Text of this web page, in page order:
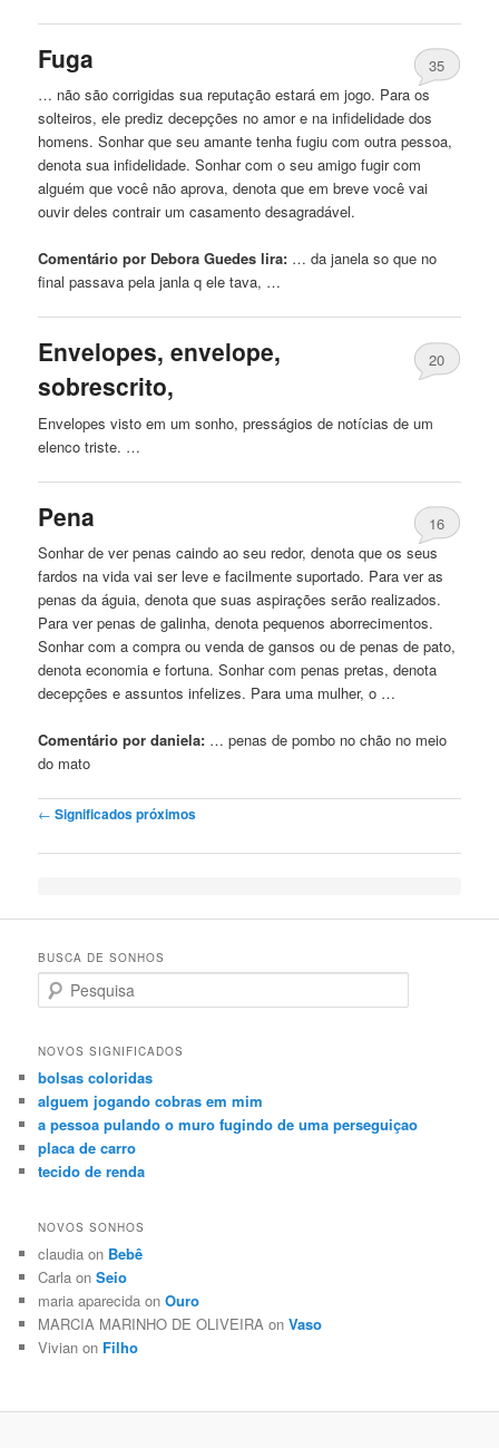
Fuga
35
… não são corrigidas sua reputação estará em jogo. Para os
solteiros, ele prediz decepções no amor e na infidelidade dos
homens. Sonhar que seu amante tenha fugiu com outra pessoa,
denota sua infidelidade. Sonhar com o seu amigo fugir com
alguém que você não aprova, denota que em breve você vai
ouvir deles contrair um casamento desagradável.
Comentário por Debora Guedes lira: … da janela so que no
final passava pela janla q ele tava, …
Envelopes, envelope,
sobrescrito,
20
Envelopes visto em um sonho, presságios de notícias de um
elenco triste. …
Pena
16
Sonhar de ver penascaindo ao seu redor, denota que os seus
fardos na vida vai ser leve e facilmente suportado. Para ver as
penas da águia, denota que suas aspirações serão realizados.
Para ver penas de galinha, denota pequenos aborrecimentos.
Sonhar com a compra ou venda de gansos ou de penas de pato,
denota economia e fortuna. Sonhar com penas pretas, denota
decepções e assuntos infelizes. Para uma mulher, o …
Comentário por daniela: … penas de pombo no chão no meio
do mato
Post navigation
← Significados próximos
BUSCA DE SONHOS
Search
NOVOS SIGNIFICADOS
bolsas coloridas
alguem jogando cobras em mim
a pessoa pulando o muro fugindo de uma perseguiçao
placa de carro
tecido de renda
NOVOS SONHOS
claudia on Bebê
Carla onSeio
maria aparecida onOuro
MARCIA MARINHO DE OLIVEIRA onVaso
Vivian on Filho